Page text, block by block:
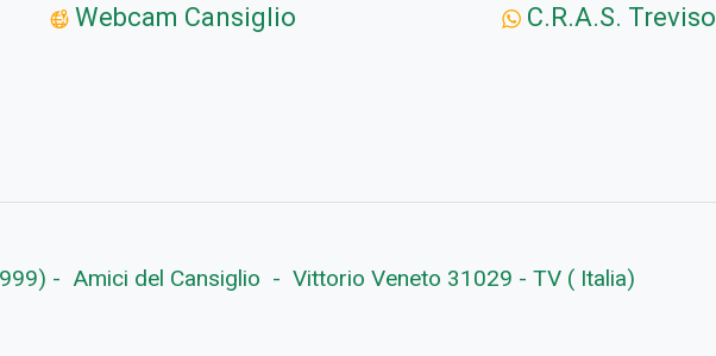
Webcam Cansiglio C.R.A.S. Treviso
- Amici del Cansiglio - Vittorio Veneto 31029 - TV ( Italia)